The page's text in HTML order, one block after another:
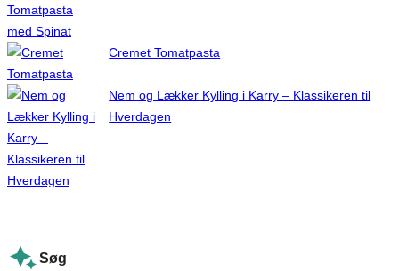
Cremet Tomatpasta
Nem og Lækker Kylling i Karry – Klassikeren til
Hverdagen
Søg